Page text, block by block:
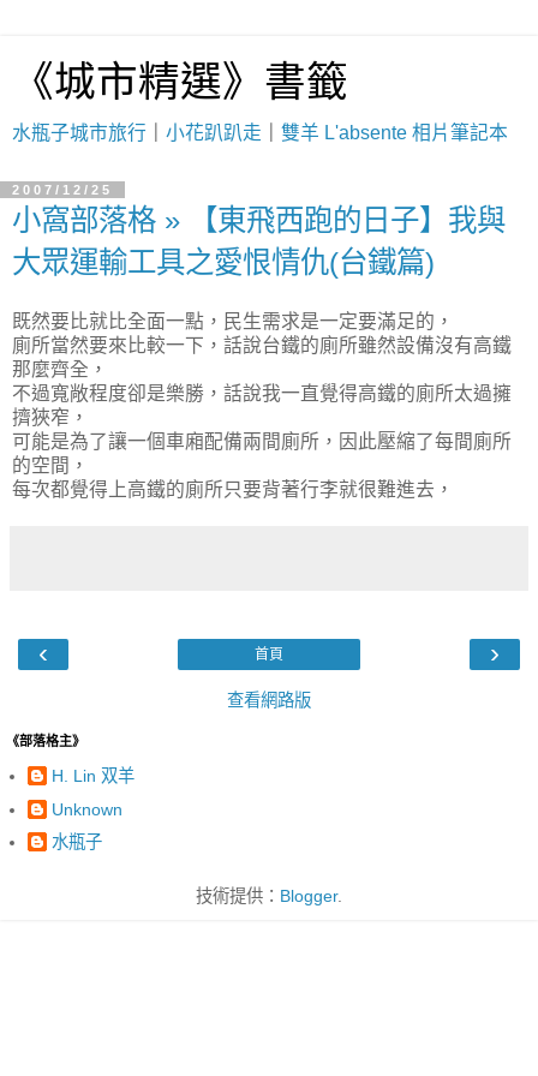
《城市精選》書籤
水瓶子城市旅行 小花趴趴走 雙羊 L'absente 相片筆記本
2007/12/25
小窩部落格 » 【東飛西跑的日子】我與
大眾運輸工具之愛恨情仇(台鐵篇)
既然要比就比全面一點，民生需求是一定要滿足的，
廁所當然要來比較一下，話說台鐵的廁所雖然設備沒有高鐵
那麼齊全，
不過寬敞程度卻是樂勝，話說我一直覺得高鐵的廁所太過擁
擠狹窄，
可能是為了讓一個車廂配備兩間廁所，因此壓縮了每間廁所
的空間，
每次都覺得上高鐵的廁所只要背著行李就很難進去，
‹ ›
首頁
查看網路版
《部落格主》
H. Lin 双羊
Unknown
水瓶子
技術提供： Blogger.